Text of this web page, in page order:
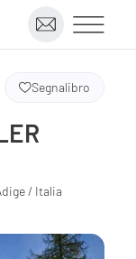
/ Italia
Segnalibro